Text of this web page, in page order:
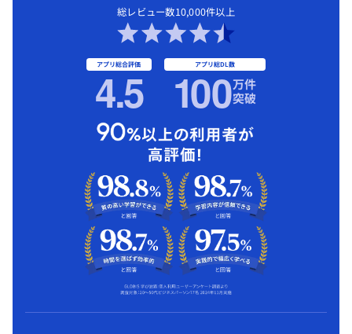
総レビュー数10,000件以上
アプリ総合評価
4.5 アプリ総DL数
100万件
突破